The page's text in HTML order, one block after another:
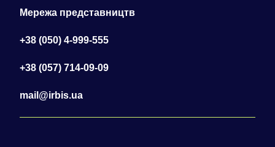
Мережа представництв
+38 (050) 4-999-555
+38 (057) 714-09-09
mail@irbis.ua